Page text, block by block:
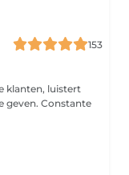
153
klanten, luistert
geven. Constante